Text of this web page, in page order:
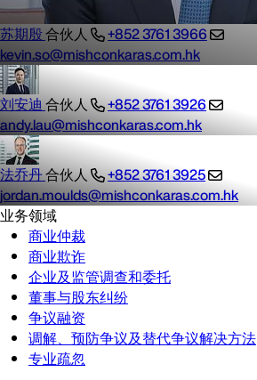
苏期殷合伙人
+852 3761 3966
kevin.so@mishconkaras.com.hk
刘安迪合伙人
+852 3761 3926
andy.lau@mishconkaras.com.hk
法乔丹合伙人
+852 3761 3925
jordan.moulds@mishconkaras.com.hk
业务领域
商业仲裁
商业欺诈
企业及监管调查和委托
董事与股东纠纷
争议融资
调解、预防争议及替代争议解决方法
专业疏忽